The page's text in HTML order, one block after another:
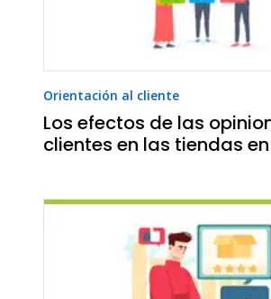
Orientación al cliente
Los efectos de las
clientes en las tiendas